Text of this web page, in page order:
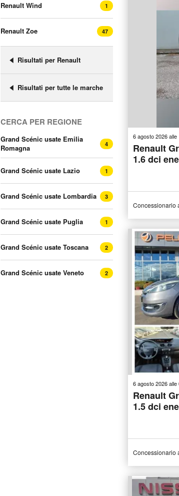
Renault Wind 1
Renault Zoe 47
Risultati per Renault
Risultati per tutte le marche
CERCA PER REGIONE
Grand Scénic usate Emilia
Romagna
4
Grand Scénic usate Lazio 1
Grand Scénic usate Lombardia 3
Grand Scénic usate Puglia 1
Grand Scénic usate Toscana 2
Grand Scénic usate Veneto 2
6 agosto 2026 alle
Renault
1.6 dci
Concessionario
6 agosto 2026 alle
Renault
1.5 dci
Concessionario